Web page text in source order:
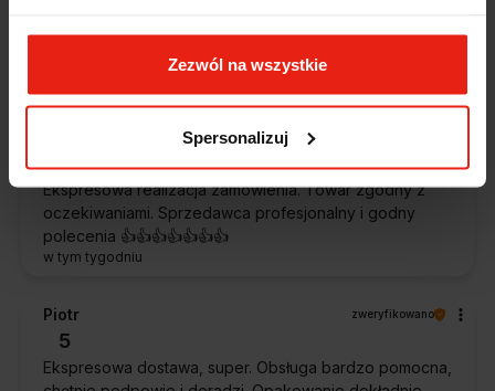
Zezwól na wszystkie
Spersonalizuj
sprawnie, bez problemów. Bardzo pomocna obsługa
5
Ekspresowa realizacja zamówienia. Towar zgodny z
oczekiwaniami. Sprzedawca profesjonalny i godny
polecenia 👍️👍️👍️👍️👍️👍️👍️
w tym tygodniu
Piotr zweryfikowano
5
Ekspresowa dostawa, super. Obsługa bardzo pomocna,